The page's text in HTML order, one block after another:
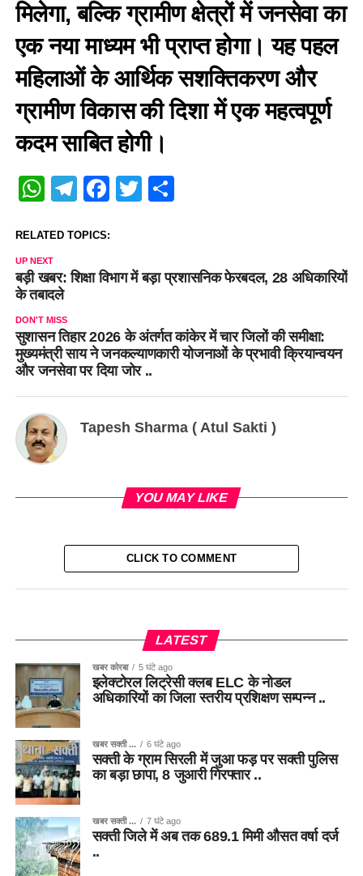
मिलेगा, बल्कि ग्रामीण क्षेत्रों में जनसेवा का
एक नया माध्यम भी प्राप्त होगा। यह पहल
महिलाओं के आर्थिक सशक्तिकरण और
ग्रामीण विकास की दिशा में एक महत्वपूर्ण
कदम साबित होगी।
WhatsApp
Telegram
Facebook
Twitter
Share
RELATED TOPICS:
UP NEXT
बड़ी खबर: शिक्षा विभाग में बड़ा प्रशासनिक फेरबदल, 28 अधिकारियों
के तबादले
DON'T MISS
सुशासन तिहार 2026 के अंतर्गत कांकेर में चार जिलों की समीक्षा:
मुख्यमंत्री साय ने जनकल्याणकारी योजनाओं के प्रभावी क्रियान्वयन
और जनसेवा पर दिया जोर ..
Tapesh Sharma ( Atul Sakti )
YOU MAY LIKE
CLICK TO COMMENT
LATEST
खबर कोरबा 5 घंटे ago
इलेक्टोरल लिट्रेसी क्लब ELC के नोडल
अधिकारियों का जिला स्तरीय प्रशिक्षण सम्पन्न ..
खबर सक्ती ... 6 घंटे ago
सक्ती के ग्राम सिरली में जुआ फड़ पर सक्ती पुलिस
का बड़ा छापा, 8 जुआरी गिरफ्तार ..
खबर सक्ती ... 7 घंटे ago
सक्ती जिले में अब तक 689.1 मिमी औसत वर्षा दर्ज
..